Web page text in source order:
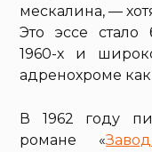
мескалина, —
Это эссе стало
1960-х и
адренохроме
В 1962 году
романе «